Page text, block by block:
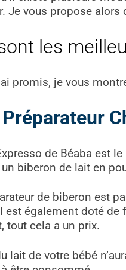
Je vous propose alors
les
promis, je vous
Préparateur
de Béaba est
biberon de lait en
de biberon est
est également doté
tout cela a un prix.
lait de votre bébé